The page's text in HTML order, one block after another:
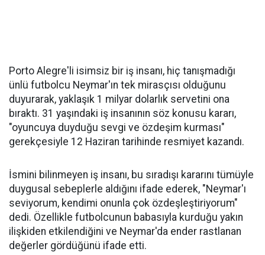
Porto Alegre'li isimsiz bir iş insanı, hiç tanışmadığı
ünlü futbolcu Neymar'ın tek mirasçısı olduğunu
duyurarak, yaklaşık 1 milyar dolarlık servetini ona
bıraktı. 31 yaşındaki iş insanının söz konusu kararı,
"oyuncuya duyduğu sevgi ve özdeşim kurması"
gerekçesiyle 12 Haziran tarihinde resmiyet kazandı.
İsmini bilinmeyen iş insanı, bu sıradışı kararını tümüyle
duygusal sebeplerle aldığını ifade ederek, "Neymar'ı
seviyorum, kendimi onunla çok özdeşleştiriyorum"
dedi. Özellikle futbolcunun babasıyla kurduğu yakın
ilişkiden etkilendiğini ve Neymar'da ender rastlanan
değerler gördüğünü ifade etti.